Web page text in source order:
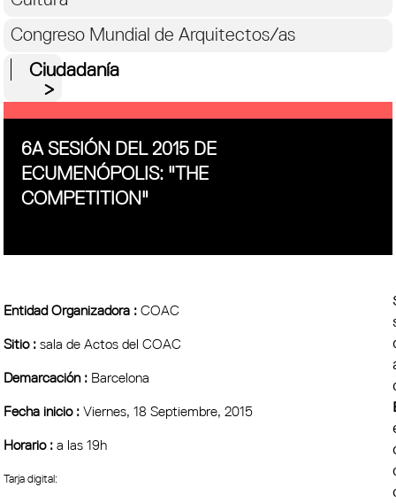
Congreso Mundial de Arquitectos/as
Ciudadanía
6A SESIÓN DEL 2015 DE
ECUMENÓPOLIS: "THE
COMPETITION"
Entidad Organizadora :COAC
Sitio :sala de Actos del COAC
Demarcación : Barcelona
Fecha inicio :Viernes, 18 Septiembre, 2015
Horario :a las 19h
Tarja digital: